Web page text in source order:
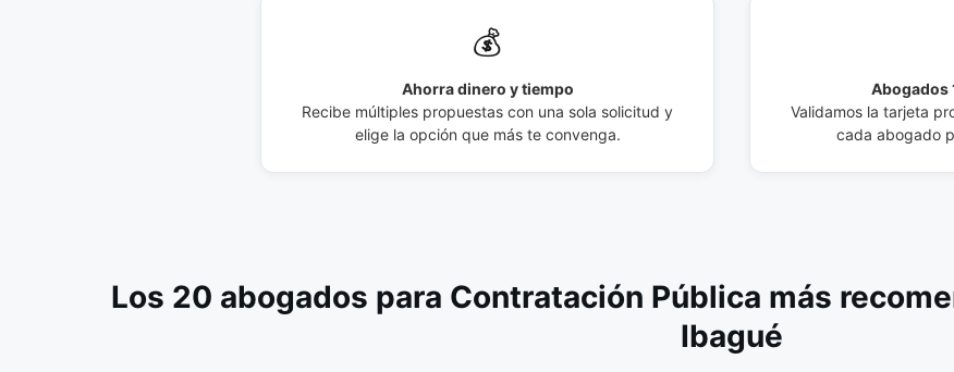
💰
Ahorra dinero y tiempo
Recibe múltiples propuestas con una sola solicitud y
elige la opción que más te convenga.
Abogados
Validamos la tarjeta
cada abogado
Los 20 abogados para Contratación Pública más
Ibagué